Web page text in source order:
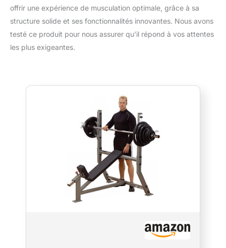
offrir une expérience de musculation optimale, grâce à sa
structure solide et ses fonctionnalités innovantes. Nous avons
testé ce produit pour nous assurer qu’il répond à vos attentes
les plus exigeantes.